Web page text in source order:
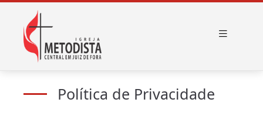
Política de Privacidade